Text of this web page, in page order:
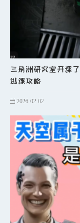
丢
n示例成
l
东楼无保
n
n
先吃
n拾取衣
u一
u
一
n出门拾
n前往厕
n仔细搜
三角洲研究室开课
逃课攻略
2026-02-02